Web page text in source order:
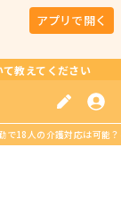
アプリで開く
教えてください
で18人の介護対応は可能